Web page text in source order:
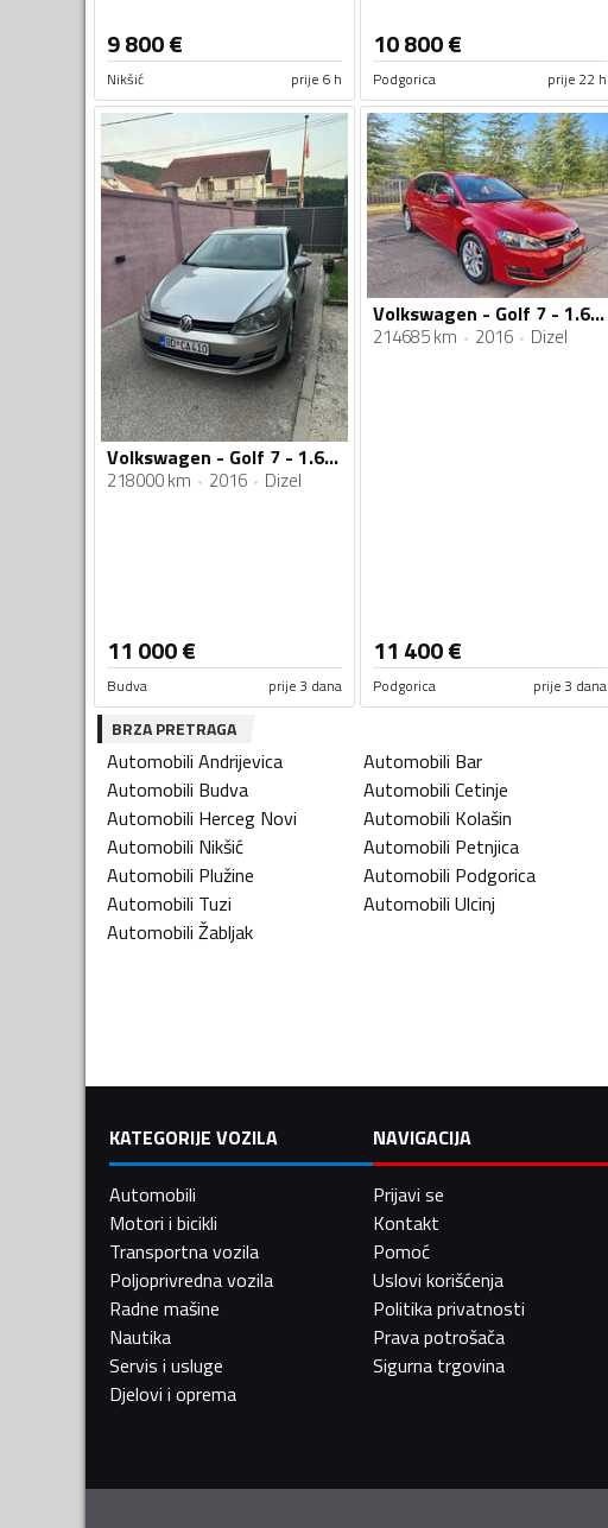
9 800€
Nikšić prije 6 h
10 800€
Podgorica prije 22 h
Volkswagen - Golf 7 - 1.6 TDI
218000 km 2016 Dizel
11 000€
Budva prije 3 dana
Volkswagen - Golf 7 - 1.6tdi 81kw
214685 km 2016 Dizel
11 400€
Podgorica prije 3 dana
BRZA PRETRAGA
Automobili Andrijevica Automobili Bar
Automobili Budva Automobili Cetinje
Automobili Herceg Novi Automobili Kolašin
Automobili Nikšić Automobili Petnjica
Automobili Plužine Automobili Podgorica
Automobili Tuzi Automobili Ulcinj
Automobili Žabljak
KATEGORIJE VOZILA
Automobili
Motori i bicikli
Transportna vozila
Poljoprivredna vozila
Radne mašine
Nautika
Servis i usluge
Djelovi i oprema
NAVIGACIJA
Prijavi se
Kontakt
Pomoć
Uslovi korišćenja
Politika privatnosti
Prava potrošača
Sigurna trgovina